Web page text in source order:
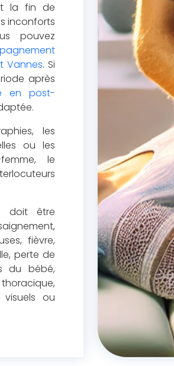
la fin de
inconforts
pouvez
Vannes. Si
après
en post-
les
ou les
le
doit être
fièvre,
perte de
du bébé,
ou